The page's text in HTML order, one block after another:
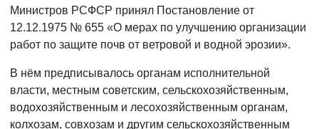
Министров РСФСР принял Постановление от
12.12.1975 № 655 «О мерах по улучшению организации
работ по защите почв от ветровой и водной эрозии».
В нём предписывалось органам исполнительной
власти, местным советским, сельскохозяйственным,
водохозяйственным и лесохозяйственным органам,
колхозам, совхозам и другим сельскохозяйственным